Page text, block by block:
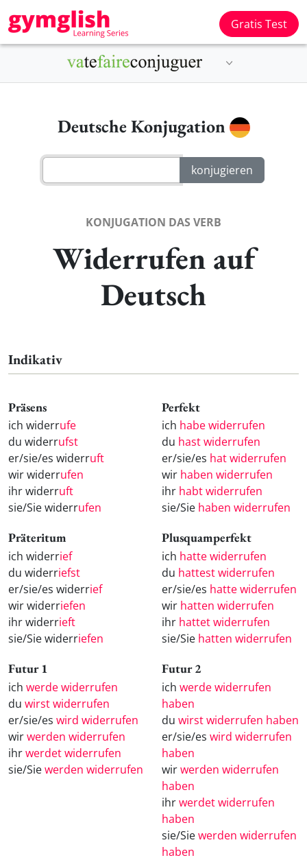
Gratis Test
Deutsche Konjugation
KONJUGATION DAS VERB
Widerrufen auf
Deutsch
Indikativ
Präsens
ich widerrufe
du widerrufst
er/sie/es widerruft
wir widerrufen
ihr widerruft
sie/Sie widerrufen
Perfekt
ich habe widerrufen
du hast widerrufen
er/sie/es hat widerrufen
wir haben widerrufen
ihr habt widerrufen
sie/Sie haben widerrufen
Präteritum
ich widerrief
du widerriefst
er/sie/es widerrief
wir widerriefen
ihr widerrieft
sie/Sie widerriefen
Plusquamperfekt
ich hatte widerrufen
du hattest widerrufen
er/sie/es hatte widerrufen
wir hatten widerrufen
ihr hattet widerrufen
sie/Sie hatten widerrufen
Futur 1
ich werde widerrufen
du wirst widerrufen
er/sie/es wird widerrufen
wirwerden widerrufen
ihrwerdet widerrufen
sie/Siewerden widerrufen
Futur 2
ich werde widerrufen
haben
du wirst widerrufen haben
er/sie/es wird widerrufen
haben
wirwerden widerrufen
haben
ihrwerdet widerrufen
haben
sie/Siewerden widerrufen
haben